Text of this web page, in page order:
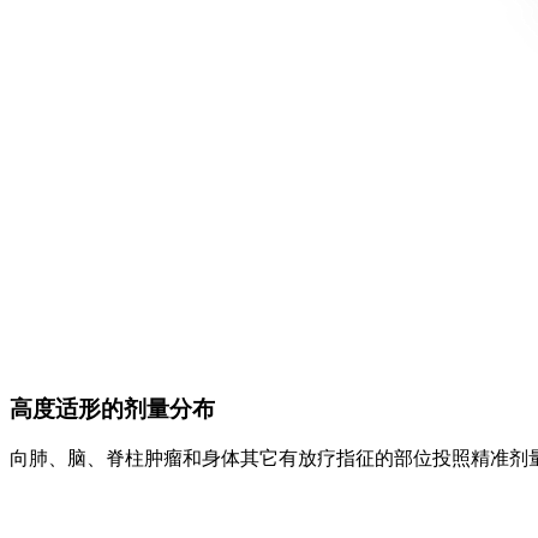
高度适形的剂量分布
向肺、脑、脊柱肿瘤和身体其它有放疗指征的部位投照精准剂